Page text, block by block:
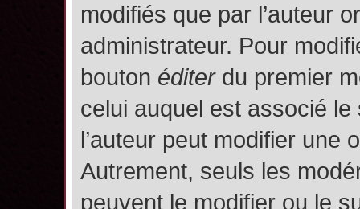
modifiés que par l’auteur
administrateur. Pour
bouton éditerdu premier
celui auquel est associé le
l’auteur peut modifier une
Autrement, seuls les
peuvent le modifier ou le